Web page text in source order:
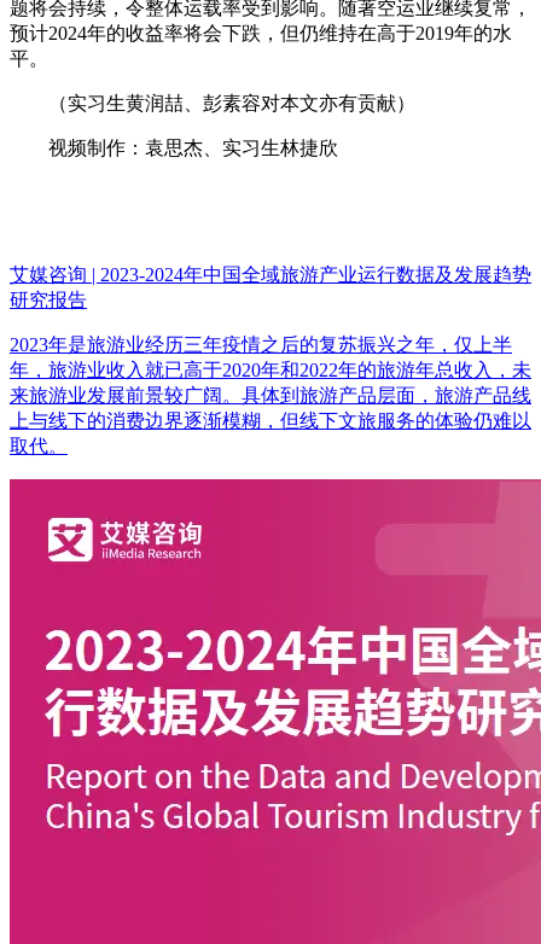
题将会持续，令整体运载率受到影响。随著空运业继续复常，
预计2024年的收益率将会下跌，但仍维持在高于2019年的水
平。
（实习生黄润喆、彭素容对本文亦有贡献）
视频制作：袁思杰、实习生林捷欣
艾媒咨询 | 2023-2024年中国全域旅游产业运行数据及发展趋势
研究报告
2023年是旅游业经历三年疫情之后的复苏振兴之年，仅上半
年，旅游业收入就已高于2020年和2022年的旅游年总收入，未
来旅游业发展前景较广阔。具体到旅游产品层面，旅游产品线
上与线下的消费边界逐渐模糊，但线下文旅服务的体验仍难以
取代。